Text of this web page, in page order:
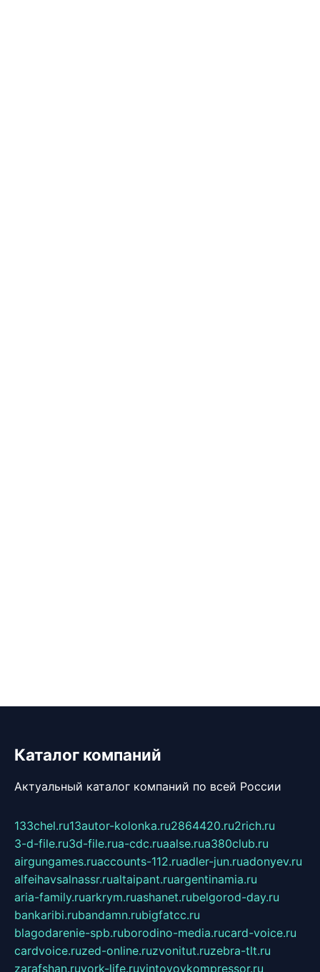
Каталог компаний
Актуальный каталог компаний по всей России
133chel.ru13autor-kolonka.ru2864420.ru2rich.ru
3-d-file.ru3d-file.rua-cdc.ruaalse.rua380club.ru
airgungames.ruaccounts-112.ruadler-jun.ruadonyev.ru
alfeihavsalnassr.rualtaipant.ruargentinamia.ru
aria-family.ruarkrym.ruashanet.rubelgorod-day.ru
bankaribi.rubandamn.rubigfatcc.ru
blagodarenie-spb.ruborodino-media.rucard-voice.ru
cardvoice.ruzed-online.ruzvonitut.ruzebra-tlt.ru
zarafshan.ruyork-life.ruvintovoykompressor.ru